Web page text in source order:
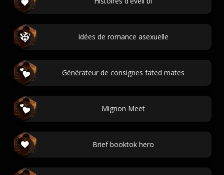
Idées de romance asexuelle
Générateur de consignes fated mates
Mignon Meet
Brief booktok hero